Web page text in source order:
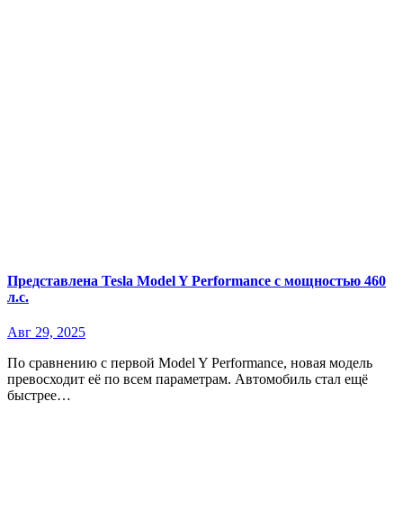
Представлена ​​Tesla Model Y Performance с мощностью 460
л.с.
Авг 29, 2025
По сравнению с первой Model Y Performance, новая модель
превосходит её по всем параметрам. Автомобиль стал ещё
быстрее…